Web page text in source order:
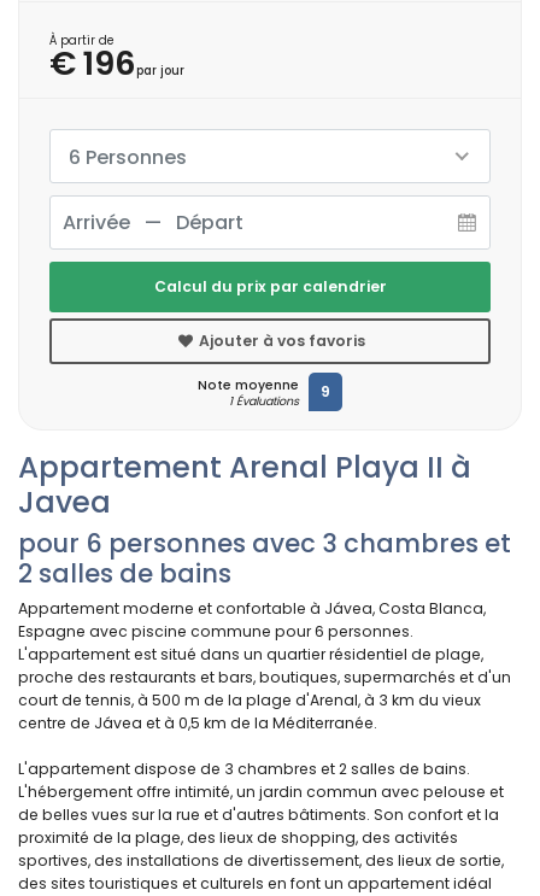
Appartement Arenal Playa II à
Javea
pour 6 personnes avec 3 chambres et
2 salles de bains
Appartement moderne et confortable à Jávea, Costa Blanca,
Espagne avec piscine commune pour 6 personnes.
L'appartement est situé dans un quartier résidentiel de plage,
proche des restaurants et bars, boutiques, supermarchés et d'un
court de tennis, à 500 m de la plage d'Arenal, à 3 km du vieux
centre de Jávea et à 0,5 km de la Méditerranée.
L'appartement dispose de 3 chambres et 2 salles de bains.
L'hébergement offre intimité, un jardin commun avec pelouse et
de belles vues sur la rue et d'autres bâtiments. Son confort et la
proximité de la plage, des lieux de shopping, des activités
sportives, des installations de divertissement, des lieux de sortie,
des sites touristiques et culturels en font un appartement idéal
À partir de
€ 196par jour
6 Personnes
Calcul du prix par calendrier
Ajouter à vos favoris
Note moyenne
1 Évaluations 9